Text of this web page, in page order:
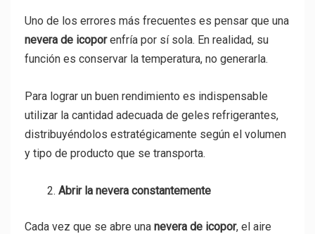
Uno de los errores más frecuentes es pensar que una
nevera de icoporenfría por sí sola. En realidad, su
función es conservar la temperatura, no generarla.
Para lograr un buen rendimiento es indispensable
utilizar la cantidad adecuada de geles refrigerantes,
distribuyéndolos estratégicamente según el volumen
y tipo de producto que se transporta.
Abrir la nevera constantemente
Cada vez que se abre una nevera de icopor, el aire